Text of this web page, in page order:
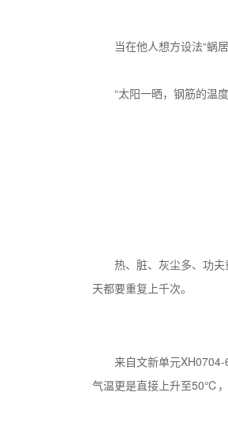
当在他人想方设法“蜗
“太阳一晒，钢筋的温
热、脏、灰尘多、功
天都要重复上千次。
来自文新单元
气温更是直接上升至50℃，